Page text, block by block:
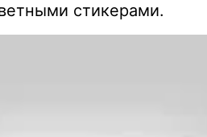
стикерами.